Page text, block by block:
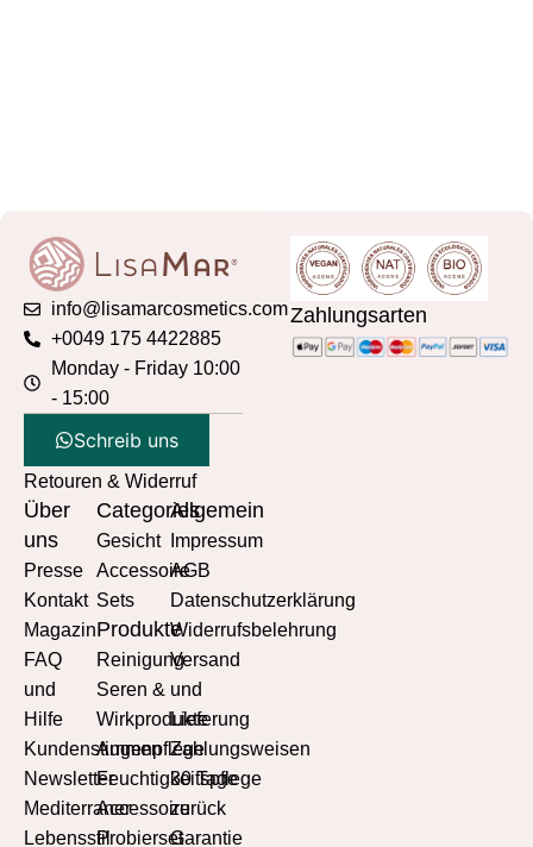
info@lisamarcosmetics.com
+0049 175 4422885
Monday - Friday 10:00
- 15:00
Schreib uns
Retouren & Widerruf
Über
uns
Presse
Kontakt
Magazin
FAQ
und
Hilfe
Kundenstimmen
Newsletter
Mediterraner
Lebensstil
Categories
Gesicht
Accessoire
Sets
Produkte
Reinigung
Seren &
Wirkprodukte
Augenpflege
Feuchtigkeitspflege
Accessoire
Probierset
Allgemein
Impressum
AGB
Datenschutzerklärung
Widerrufsbelehrung
Versand
und
Lieferung
Zahlungsweisen
30 Tage
zurück
Garantie
Zahlungsarten